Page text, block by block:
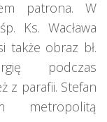
patrona. W
Ks. Wacława
także obraz bł.
podczas
z parafii. Stefan
metropolitą